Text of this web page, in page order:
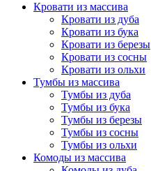
Кровати из массива
Кровати из дуба
Кровати из бука
Кровати из березы
Кровати из сосны
Кровати из ольхи
Тумбы из массива
Тумбы из дуба
Тумбы из бука
Тумбы из березы
Тумбы из сосны
Тумбы из ольхи
Комоды из массива